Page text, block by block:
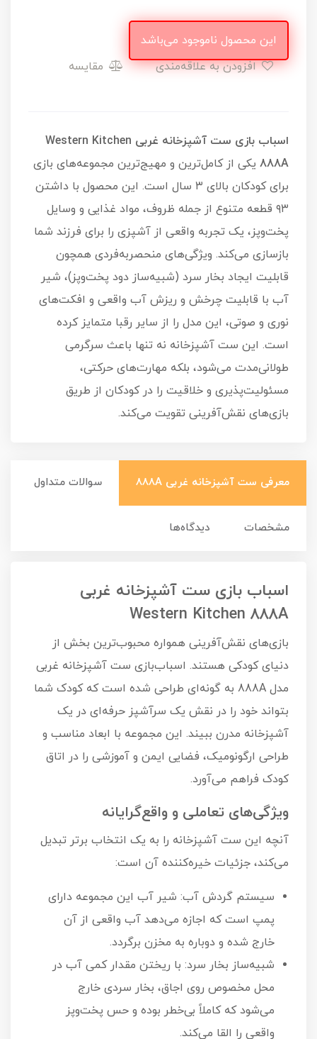
این محصول ناموجود می‌باشد
افزودن به علاقه‌مندی
مقایسه
اسباب بازی ست آشپزخانه غربی Western Kitchen
888A یکی از کامل‌ترین و مهیج‌ترین مجموعه‌های بازی
برای کودکان بالای ۳ سال است. این محصول با داشتن
۹۳ قطعه متنوع از جمله ظروف، مواد غذایی و وسایل
پخت‌وپز، یک تجربه واقعی از آشپزی را برای فرزند شما
بازسازی می‌کند. ویژگی‌های منحصربه‌فردی همچون
قابلیت ایجاد بخار سرد (شبیه‌ساز دود پخت‌وپز)، شیر
آب با قابلیت چرخش و ریزش آب واقعی و افکت‌های
نوری و صوتی، این مدل را از سایر رقبا متمایز کرده
است. این ست آشپزخانه نه تنها باعث سرگرمی
طولانی‌مدت می‌شود، بلکه مهارت‌های حرکتی،
مسئولیت‌پذیری و خلاقیت را در کودکان از طریق
بازی‌های نقش‌آفرینی تقویت می‌کند.
معرفی ست آشپزخانه غربی 888A سوالات متداول
مشخصات دیدگاه‌ها
اسباب بازی ست آشپزخانه غربی
Western Kitchen 888A
بازی‌های نقش‌آفرینی همواره محبوب‌ترین بخش از
دنیای کودکی هستند. اسباب‌بازی ست آشپزخانه غربی
مدل 888A به گونه‌ای طراحی شده است که کودک شما
بتواند خود را در نقش یک سرآشپز حرفه‌ای در یک
آشپزخانه مدرن ببیند. این مجموعه با ابعاد مناسب و
طراحی ارگونومیک، فضایی ایمن و آموزشی را در اتاق
کودک فراهم می‌آورد.
ویژگی‌های تعاملی و واقع‌گرایانه
آنچه این ست آشپزخانه را به یک انتخاب برتر تبدیل
می‌کند، جزئیات خیره‌کننده آن است:
سیستم گردش آب: شیر آب این مجموعه دارای
پمپ است که اجازه می‌دهد آب واقعی از آن
خارج شده و دوباره به مخزن برگردد.
شبیه‌ساز بخار سرد: با ریختن مقدار کمی آب در
محل مخصوص روی اجاق، بخار سردی خارج
می‌شود که کاملاً بی‌خطر بوده و حس پخت‌وپز
واقعی را القا می‌کند.